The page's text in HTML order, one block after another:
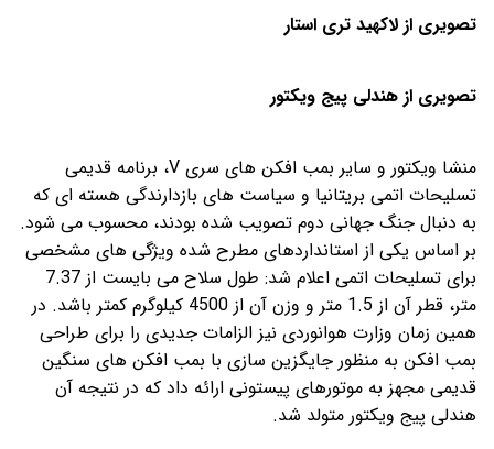
تصویری از لاکهید تری استار
تصویری از هندلی پیج ویکتور
منشا ویکتور و سایر بمب افکن های سری V، برنامه قدیمی
تسلیحات اتمی بریتانیا و سیاست های بازدارندگی هسته ای که
به دنبال جنگ جهانی دوم تصویب شده بودند، محسوب می شود.
بر اساس یکی از استانداردهای مطرح شده ویژگی های مشخصی
برای تسلیحات اتمی اعلام شد: طول سلاح می بایست از 7.37
متر، قطر آن از 1.5 متر و وزن آن از 4500 کیلوگرم کمتر باشد. در
همین زمان وزارت هوانوردی نیز الزامات جدیدی را برای طراحی
بمب افکن به منظور جایگزین سازی با بمب افکن های سنگین
قدیمی مجهز به موتورهای پیستونی ارائه داد که در نتیجه آن
هندلی پیج ویکتور متولد شد.